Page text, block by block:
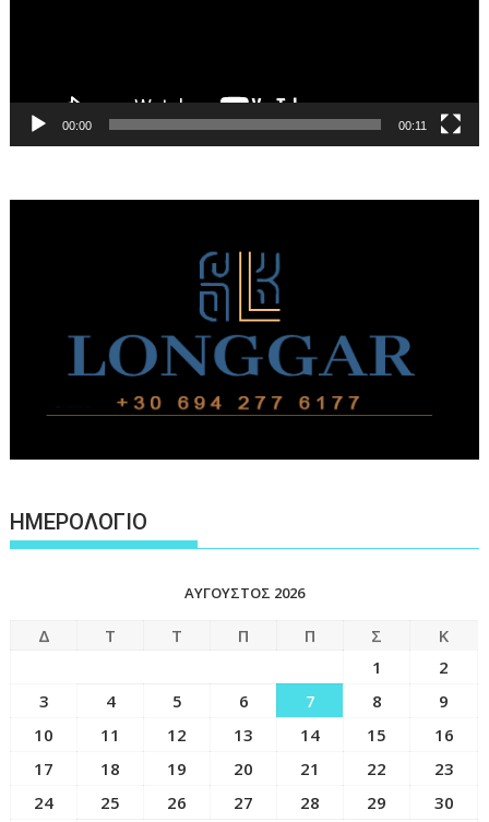
00:00 00:11
ΗΜΕΡΟΛΟΓΙΟ
ΑΎΓΟΥΣΤΟΣ 2026
Δ Τ Τ Π Π Σ
Κ
1
2
3
4 5 6 7 8
9
10
11 12 13 14 15
16
17
18 19 20 21 22
23
24
25 26 27 28 29
30